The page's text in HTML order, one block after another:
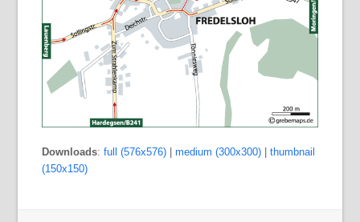
Downloads:full (576x576) |medium (300x300) |thumbnail
(150x150)